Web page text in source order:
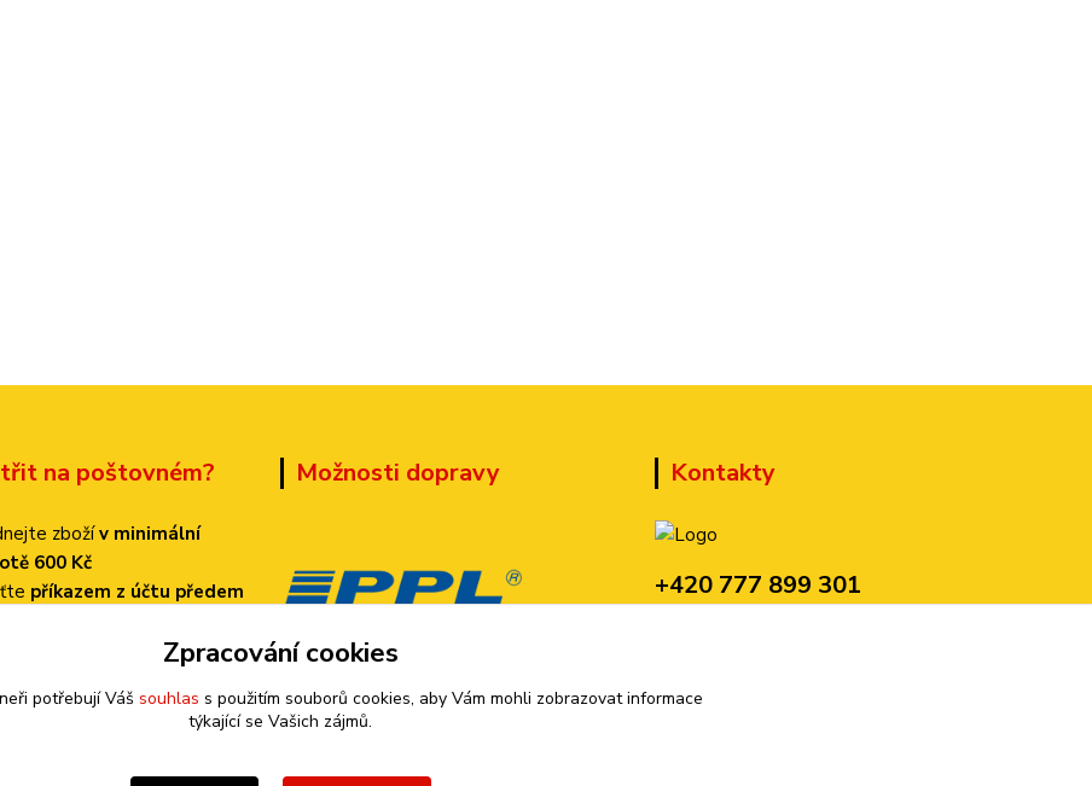
na poštovném?
zbožív minimální
600 Kč
příkazem z účtu předem
pouze 70 Kč!
Možnosti dopravy Kontakty
+420 777 899 301
Zpracování cookies
potřebují Váš souhlas s použitím souborů cookies, aby Vám mohli zobrazovat informace
týkající se Vašich zájmů.